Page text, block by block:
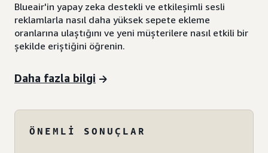
Blueair'in yapay zeka destekli ve etkileşimli sesli
reklamlarla nasıl daha yüksek sepete ekleme
oranlarına ulaştığını ve yeni müşterilere nasıl etkili bir
şekilde eriştiğini öğrenin.
Daha fazla bilgi
ÖNEMLI SONUÇLAR